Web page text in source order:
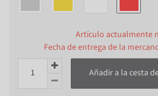
Artículo actualmente
Fecha de entrega de la
Añadir a la cesta